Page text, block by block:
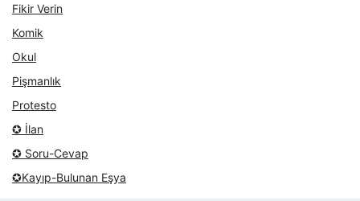
Fikir Verin
Komik
Okul
Pişmanlık
Protesto
✪ İlan
✪ Soru-Cevap
✪Kayıp-Bulunan Eşya